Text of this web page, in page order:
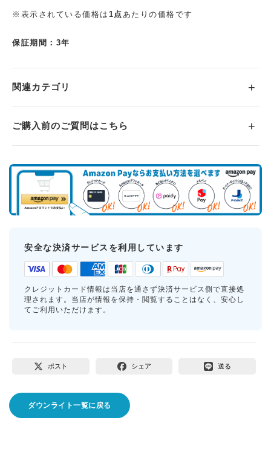
※表示されている価格は 1点あたりの価格です
保証期間：3年
関連カテゴリ
ご購入前のご質問はこちら
安全な決済サービスを利用しています
クレジットカード情報は当店を通さず決済サービス側で直接処
理されます。当店が情報を保持・閲覧することはなく、安心し
てご利用いただけます。
ポスト シェア 送る
ダウンライト一覧に戻る